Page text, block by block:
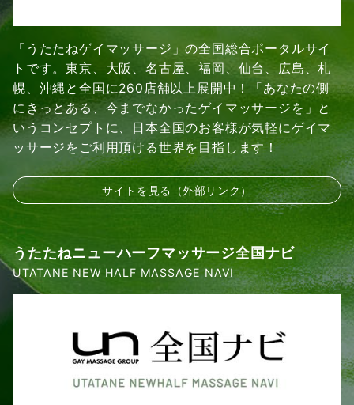
「うたたねゲイマッサージ」の全国総合ポータルサイ
トです。東京、大阪、名古屋、福岡、仙台、広島、札
幌、沖縄と全国に260店舗以上展開中！「あなたの側
にきっとある、今までなかったゲイマッサージを」と
いうコンセプトに、日本全国のお客様が気軽にゲイマ
ッサージをご利用頂ける世界を目指します！
サイトを見る（外部リンク）
うたたねニューハーフマッサージ全国ナビ
UTATANE NEW HALF MASSAGE NAVI